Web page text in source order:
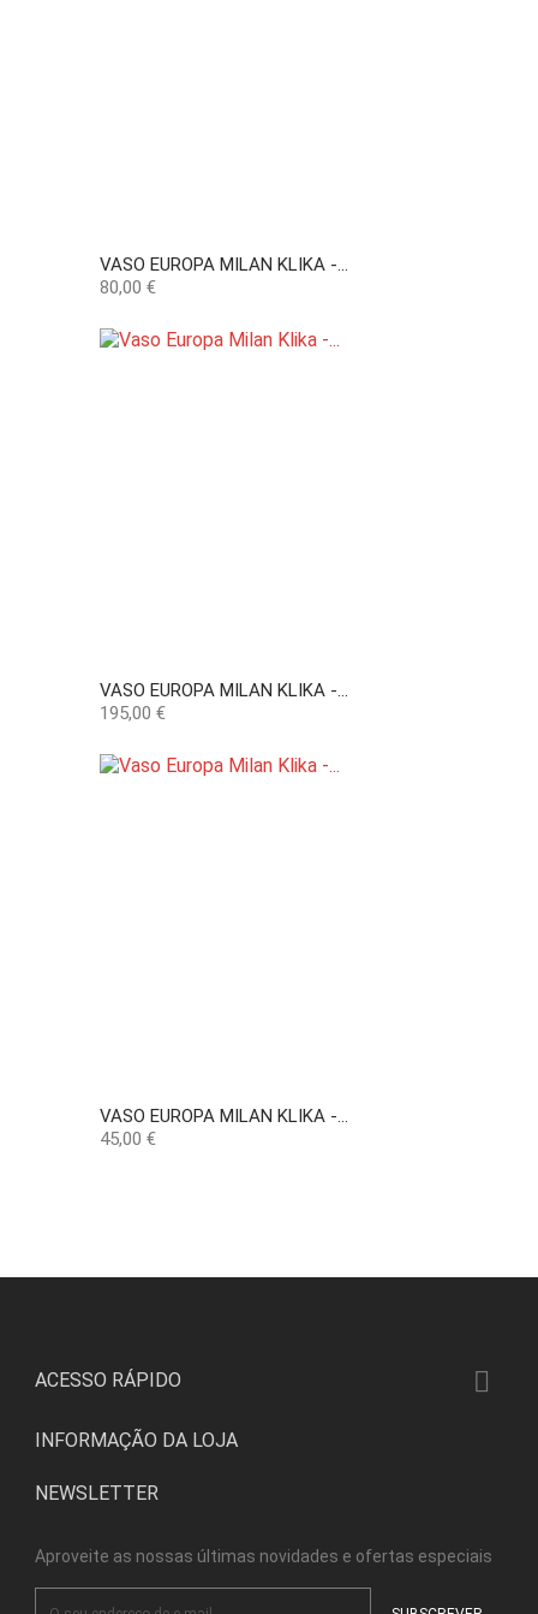
VASO EUROPA MILAN KLIKA -...
Preço
80,00 €
VASO EUROPA MILAN KLIKA -...
Preço
195,00 €
VASO EUROPA MILAN KLIKA -...
Preço
45,00 €
ACESSO RÁPIDO 
INFORMAÇÃO DA LOJA
NEWSLETTER
Aproveite as nossas últimas novidades e ofertas especiais